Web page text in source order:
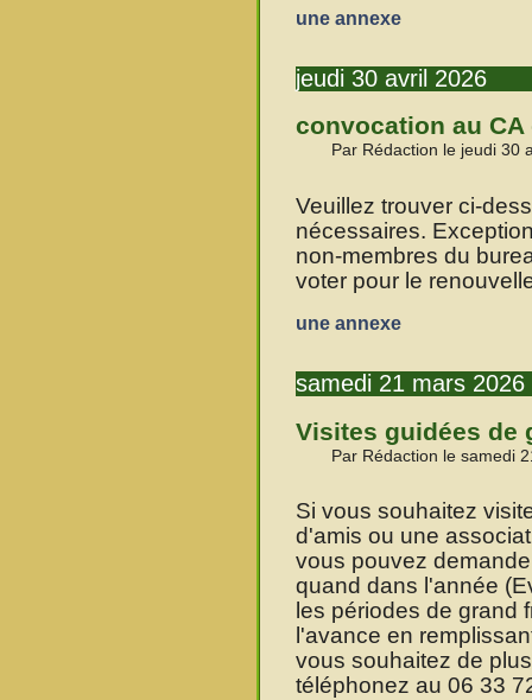
une annexe
jeudi 30 avril 2026
convocation au CA
Par Rédaction le jeudi 30
Veuillez trouver ci-
nécessaires.
non-membres du
voter pour le
une annexe
samedi 21 mars 2026
Visites guidées de
Par Rédaction le samedi
Si vous souhaitez
d'amis ou une
vous pouvez
quand dans l'année
les périodes de grand
l'avance en
vous souhaitez de
téléphonez au 06 33